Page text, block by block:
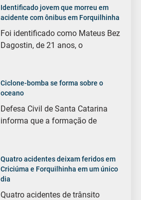
Identificado jovem que morreu em
acidente com ônibus em Forquilhinha
Foi identificado como Mateus Bez
Dagostin, de 21 anos, o
Ciclone-bomba se forma sobre o
oceano
Defesa Civil de Santa Catarina
informa que a formação de
Quatro acidentes deixam feridos em
Criciúma e Forquilhinha em um único
dia
Quatro acidentes de trânsito